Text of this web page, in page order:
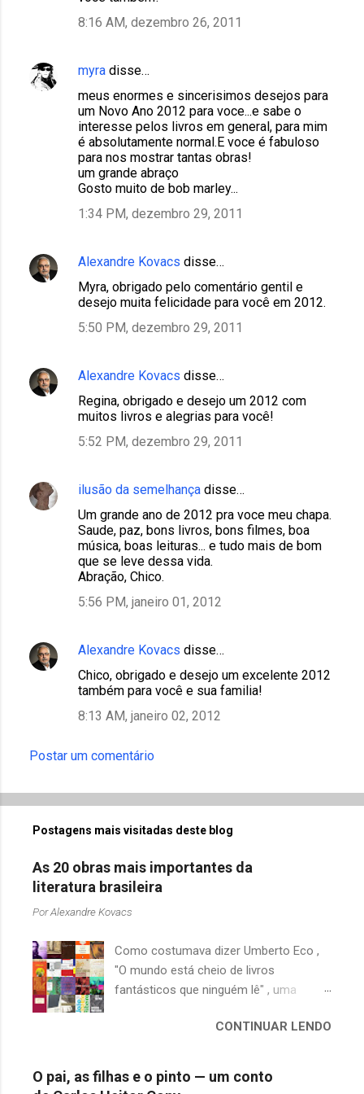
8:16 AM, dezembro 26, 2011
myra disse…
meus enormes e sincerisimos desejos para
um Novo Ano 2012 para voce...e sabe o
interesse pelos livros em general, para mim
é absolutamente normal.E voce é fabuloso
para nos mostrar tantas obras!
um grande abraço
Gosto muito de bob marley...
1:34 PM, dezembro 29, 2011
Alexandre Kovacs disse…
Myra, obrigado pelo comentário gentil e
desejo muita felicidade para você em 2012.
5:50 PM, dezembro 29, 2011
Alexandre Kovacs disse…
Regina, obrigado e desejo um 2012 com
muitos livros e alegrias para você!
5:52 PM, dezembro 29, 2011
ilusão da semelhança disse…
Um grande ano de 2012 pra voce meu chapa.
Saude, paz, bons livros, bons filmes, boa
música, boas leituras... e tudo mais de bom
que se leve dessa vida.
Abração, Chico.
5:56 PM, janeiro 01, 2012
Alexandre Kovacs disse…
Chico, obrigado e desejo um excelente 2012
também para você e sua familia!
8:13 AM, janeiro 02, 2012
Postar um comentário
Postagens mais visitadas deste blog
As 20 obras mais importantes da
literatura brasileira
PorAlexandre Kovacs
Como costumava dizer Umberto Eco ,
"O mundo está cheio de livros
fantásticos que ninguém lê" , uma
quando falamos de clássicos da
escritores brasileiros, somos forçados
a uma avaliação burocrática na escola e
CONTINUAR LENDO
O pai, as filhas e o pinto — um conto